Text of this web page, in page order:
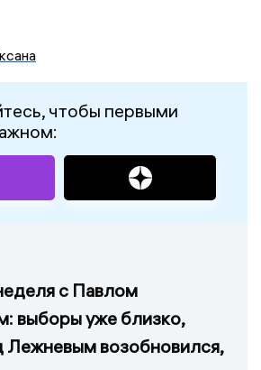
чтобы первыми
с Павлом
выборы уже близко,
Лежневым возобновился,